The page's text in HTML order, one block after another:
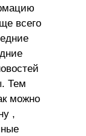
всего
Тем
можно
,